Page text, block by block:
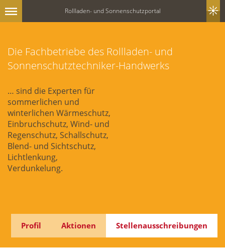
Rollladen- und Sonnenschutzportal
Die Fachbetriebe des Rollladen- und
Sonnenschutztechniker-Handwerks
… sind die Experten für
sommerlichen und
winterlichen Wärmeschutz,
Einbruchschutz, Wind- und
Regenschutz, Schallschutz,
Blend- und Sichtschutz,
Lichtlenkung,
Verdunkelung.
Profil Aktionen Stellenausschreibungen